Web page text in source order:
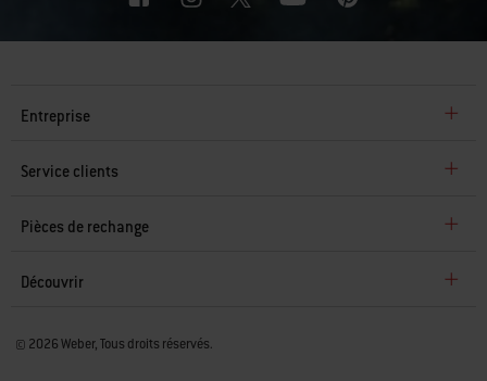
Entreprise
Service clients
Pièces de rechange
Découvrir
© 2026 Weber, Tous droits réservés.